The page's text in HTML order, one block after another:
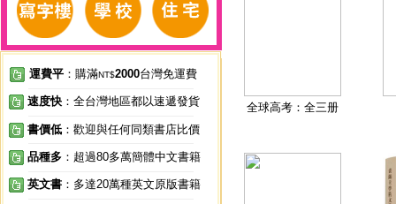
運費平 ：購滿NT$2000台灣免運費
速度快 ：全台灣地區都以速遞發貨
書價低 ：歡迎與任何同類書店比價
品種多 ：超過80多萬簡體中文書籍
英文書 ：多達20萬種英文原版書籍
全球高考：全三册